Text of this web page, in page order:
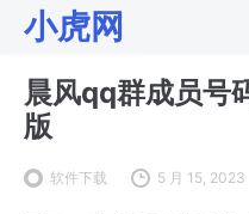
小虎网
晨风qq群成员号
版
软件下载 5 月 15, 2023